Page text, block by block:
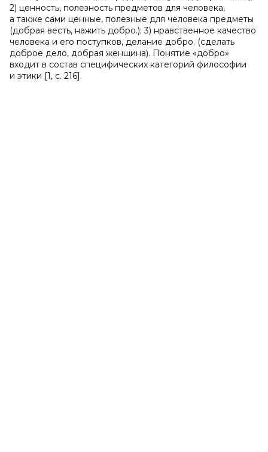
2) ценность, полезность предметов для человека,
а также сами ценные, полезные для человека предметы
(добрая весть, нажить добро.); 3) нравственное качество
человека и его поступков, делание добро. (сделать
доброе дело, добрая женщина). Понятие «добро»
входит в состав специфических категорий философии
и этики [1, с. 216].